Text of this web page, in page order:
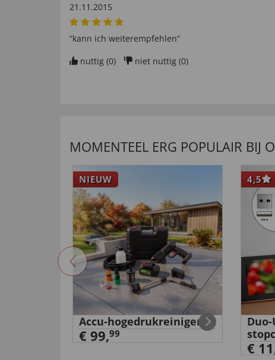
21.11.2015
“kann ich weiterempfehlen”
nuttig (0) niet nuttig (0)
MOMENTEEL ERG POPULAIR BIJ
NIEUW
Accu-hogedrukreiniger
€ 99,99
4,5
Duo-
€